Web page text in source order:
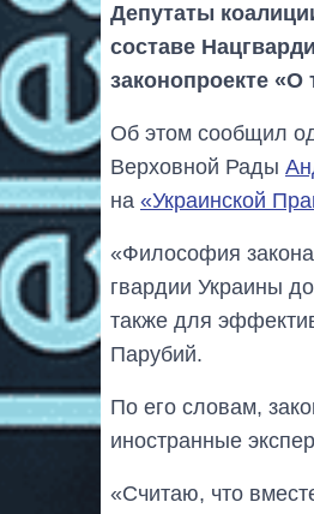
Депутаты
составе
законопроекте
Об этом сообщил
Верховной Рады
на «Украинской
«Философия закона
гвардии Украины
также для
Парубий.
По его словам,
иностранные
«Считаю, что